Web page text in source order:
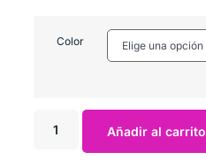
Color
Añadir al carrito